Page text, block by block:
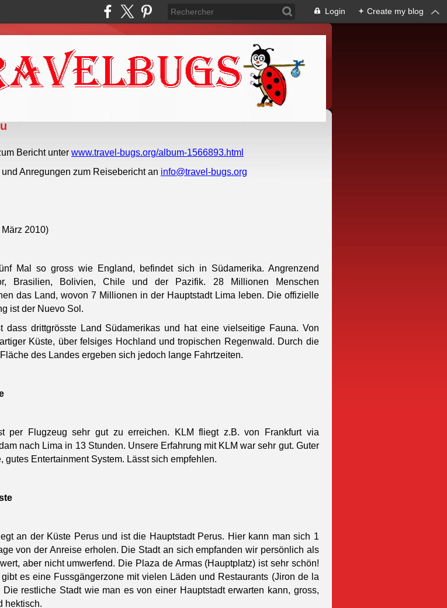
Login + Create my blog
Bericht unter www.travel-bugs.org/album-1566893.html
und Anregungen zum Reisebericht an info@travel-bugs.org
2010)
Mal so gross wie England, befindet sich in Südamerika. Angrenzend
Brasilien, Bolivien, Chile und der Pazifik. 28 Millionen Menschen
das Land, wovon 7 Millionen in der Hauptstadt Lima leben. Die offizielle
ist der Nuevo Sol.
dass drittgrösste Land Südamerikas und hat eine vielseitige Fauna. Von
Küste, über felsiges Hochland und tropischen Regenwald. Durch die
des Landes ergeben sich jedoch lange Fahrtzeiten.
per Flugzeug sehr gut zu erreichen. KLM fliegt z.B. von Frankfurt via
nach Lima in 13 Stunden. Unsere Erfahrung mit KLM war sehr gut. Guter
gutes Entertainment System. Lässt sich empfehlen.
an der Küste Perus und ist die Hauptstadt Perus. Hier kann man sich 1
von der Anreise erholen. Die Stadt an sich empfanden wir persönlich als
aber nicht umwerfend. Die Plaza de Armas (Hauptplatz) ist sehr schön!
es eine Fussgängerzone mit vielen Läden und Restaurants (Jiron de la
Die restliche Stadt wie man es von einer Hauptstadt erwarten kann, gross,
hektisch.